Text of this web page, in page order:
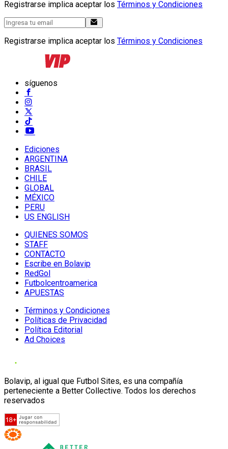
Registrarse implica aceptar los Términos y Condiciones
Registrarse implica aceptar los Términos y Condiciones
síguenos
Ediciones
ARGENTINA
BRASIL
CHILE
GLOBAL
MÉXICO
PERU
US ENGLISH
QUIENES SOMOS
STAFF
CONTACTO
Escribe en Bolavip
RedGol
Futbolcentroamerica
APUESTAS
Términos y Condiciones
Políticas de Privacidad
Política Editorial
Ad Choices
Bolavip, al igual que Futbol Sites, es una compañía
perteneciente a Better Collective. Todos los derechos
reservados